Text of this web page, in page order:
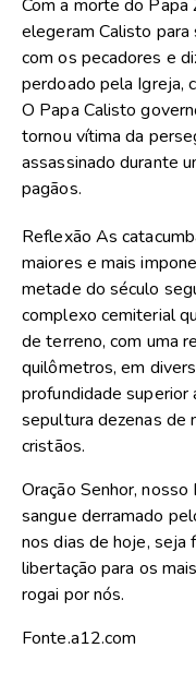
Com a morte do Papa
elegeram Calisto
com os pecadores e
perdoado pela Igreja,
O Papa Calisto
tornou vítima da
assassinado durante
pagãos.
Reflexão As
maiores e mais
metade do século
complexo cemiterial
de terreno, com uma
quilômetros, em
profundidade
sepultura dezenas de
cristãos.
Oração Senhor,
sangue derramado
nos dias de hoje, seja
libertação para os
rogai por nós.
Fonte.a12.com